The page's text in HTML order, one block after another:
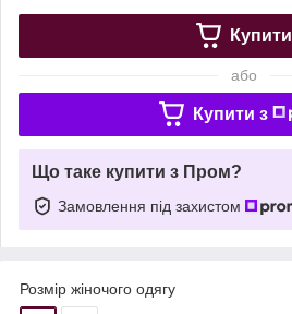
Купити
або
Купити з
Що таке купити з Пром?
Замовлення під захистом
Розмір жіночого одягу